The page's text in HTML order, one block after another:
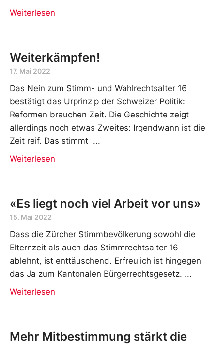
Weiterlesen
Weiterkämpfen!
17. Mai 2022
Das Nein zum Stimm- und Wahlrechtsalter 16
bestätigt das Urprinzip der Schweizer Politik:
Reformen brauchen Zeit. Die Geschichte zeigt
allerdings noch etwas Zweites: Irgendwann ist die
Zeit reif. Das stimmt
Weiterlesen
«Es liegt noch viel Arbeit vor uns»
15. Mai 2022
Dass die Zürcher Stimmbevölkerung sowohl die
Elternzeit als auch das Stimmrechtsalter 16
ablehnt, ist enttäuschend. Erfreulich ist hingegen
das Ja zum Kantonalen Bürgerrechtsgesetz.
Weiterlesen
Mehr Mitbestimmung stärkt die